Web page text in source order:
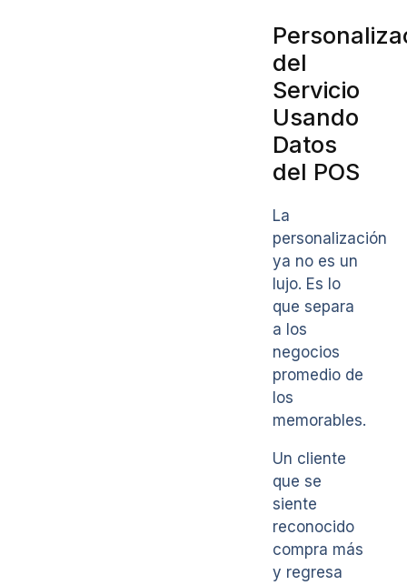
del
Servicio
Usando
Datos
del POS
La
personalización
ya no es un
lujo. Es lo
que separa
a los
negocios
promedio de
los
memorables.
Un cliente
que se
siente
reconocido
compra más
y regresa